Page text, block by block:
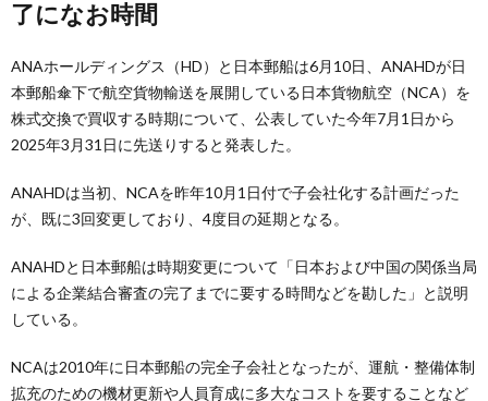
了になお時間
ANAホールディングス（HD）と日本郵船は6月10日、ANAHDが日
本郵船傘下で航空貨物輸送を展開している日本貨物航空（NCA）を
株式交換で買収する時期について、公表していた今年7月1日から
2025年3月31日に先送りすると発表した。
ANAHDは当初、NCAを昨年10月1日付で子会社化する計画だった
が、既に3回変更しており、4度目の延期となる。
ANAHDと日本郵船は時期変更について「日本および中国の関係当局
による企業結合審査の完了までに要する時間などを勘した」と説明
している。
NCAは2010年に日本郵船の完全子会社となったが、運航・整備体制
拡充のための機材更新や人員育成に多大なコストを要することなど